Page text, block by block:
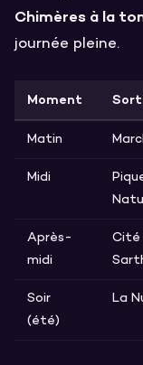
Chimères à la
journée pleine.
Moment
Matin
Midi
Après-
midi
Cité
Soir
(été)
La